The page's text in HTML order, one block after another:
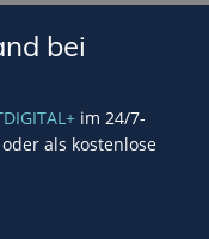
bei
im 24/7-
als kostenlose